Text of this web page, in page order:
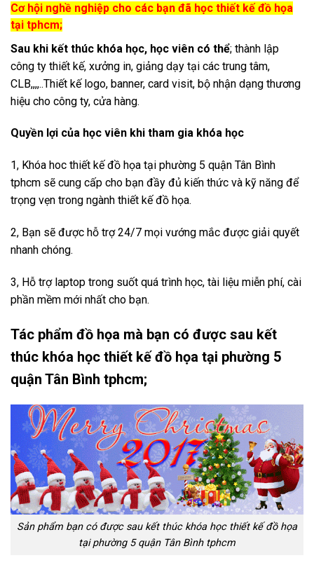
Cơ hội nghề nghiệp cho các bạn đã học thiết kế đồ họa
tại tphcm;
Sau khi kết thúc khóa học, học viên có thể; thành lập
công ty thiết kế, xưởng in, giảng dạy tại các trung tâm,
CLB,,,,..Thiết kế logo, banner, card visit, bộ nhận dạng thương
hiệu cho công ty, cửa hàng.
Quyền lợi của học viên khi tham gia khóa học
1, Khóa hoc thiết kế đồ họa tại phường 5 quận Tân Bình
tphcm sẽ cung cấp cho bạn đầy đủ kiến thức và kỹ năng để
trọng vẹn trong ngành thiết kế đồ họa.
2, Bạn sẽ được hỗ trợ 24/7 mọi vướng mắc được giải quyết
nhanh chóng.
3, Hỗ trợ laptop trong suốt quá trình học, tài liệu miễn phí, cài
phần mềm mới nhất cho bạn.
Tác phẩm đồ họa mà bạn có được sau kết
thúc khóa học thiết kế đồ họa tại phường 5
quận Tân Bình tphcm;
Sản phẩm bạn có được sau kết thúc khóa học thiết kế đồ họa
tại phường 5 quận Tân Bình tphcm